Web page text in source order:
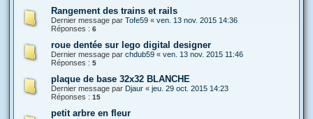
Rangement des trains et rails
Dernier message par Tofe59 « ven. 13 nov. 2015 14:36
Réponses : 6
roue dentée sur lego digital designer
Dernier message par chdub59 « ven. 13 nov. 2015 11:46
Réponses : 5
plaque de base 32x32 BLANCHE
Dernier message par Djaur « jeu. 29 oct. 2015 14:23
Réponses : 15
petit arbre en fleur